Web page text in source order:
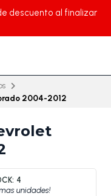
descuento al finalizar
2004-2012
4
unidades!